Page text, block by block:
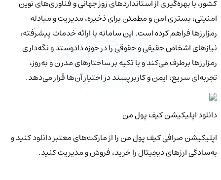
کشور، با بهره‌گیری از استانداردهای روز جهانی و فناوری‌های نوین
امنیتی، بستری امن و مطمئن برای ذخیره، مدیریت و مبادله
رمزارزها فراهم کرده است. این سامانه با ارائه خدمات پیشرفته،
نیازهای اشخاص حقیقی و حقوقی را در حوزه دادوستد و نگه‌داری
رمزارزها برطرف می‌کند و با تکیه بر ساختارهای مدرن و به‌روز،
تجربه‌ای سریع، ایمن و کاربرپسند در اختیار آن‌ها قرار می‌دهد.
دانلود اپلیکیشن کیف‌ پول من
اپلیکیشن صرافی کیف پول من را از مارکت‌های معتبر دانلود کنید و
به‌سادگی ارزهای دیجیتال را خرید، فروش و مدیریت کنید.